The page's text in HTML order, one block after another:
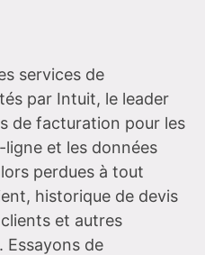
services de
par Intuit, le leader
de facturation pour les
et les données
perdues à tout
historique de devis
et autres
Essayons de